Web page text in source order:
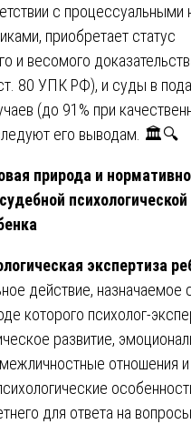
с процессуальными
приобретает статус
и весомого
80 УПК РФ), и суды в
(до 91% при
его выводам. 🏛️🔍
природа и
психологической
экспертиза
действие, назначаемое
которого психолог-
развитие,
отношения и
для ответа на